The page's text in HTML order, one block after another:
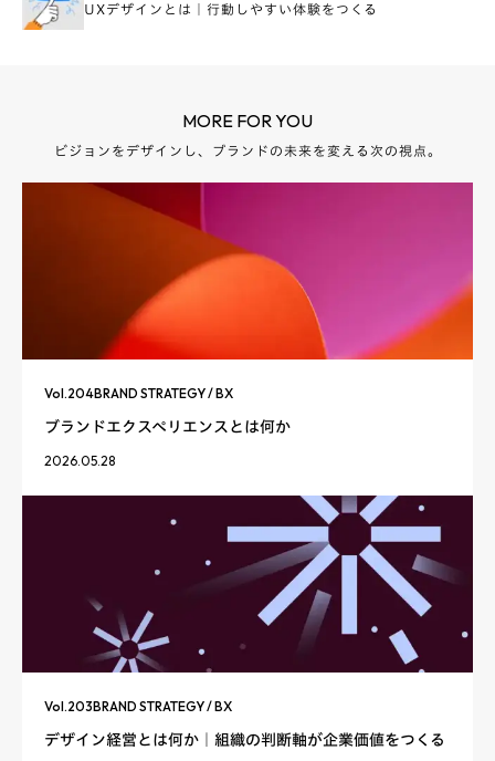
UXデザインとは｜行動しやすい体験をつくる
MORE FOR YOU
ビジョンをデザインし、ブランドの未来を変える次の視点。
Vol.204BRAND STRATEGY / BX
ブランドエクスペリエンスとは何か
2026.05.28
Vol.203BRAND STRATEGY / BX
デザイン経営とは何か｜組織の判断軸が企業価値をつくる